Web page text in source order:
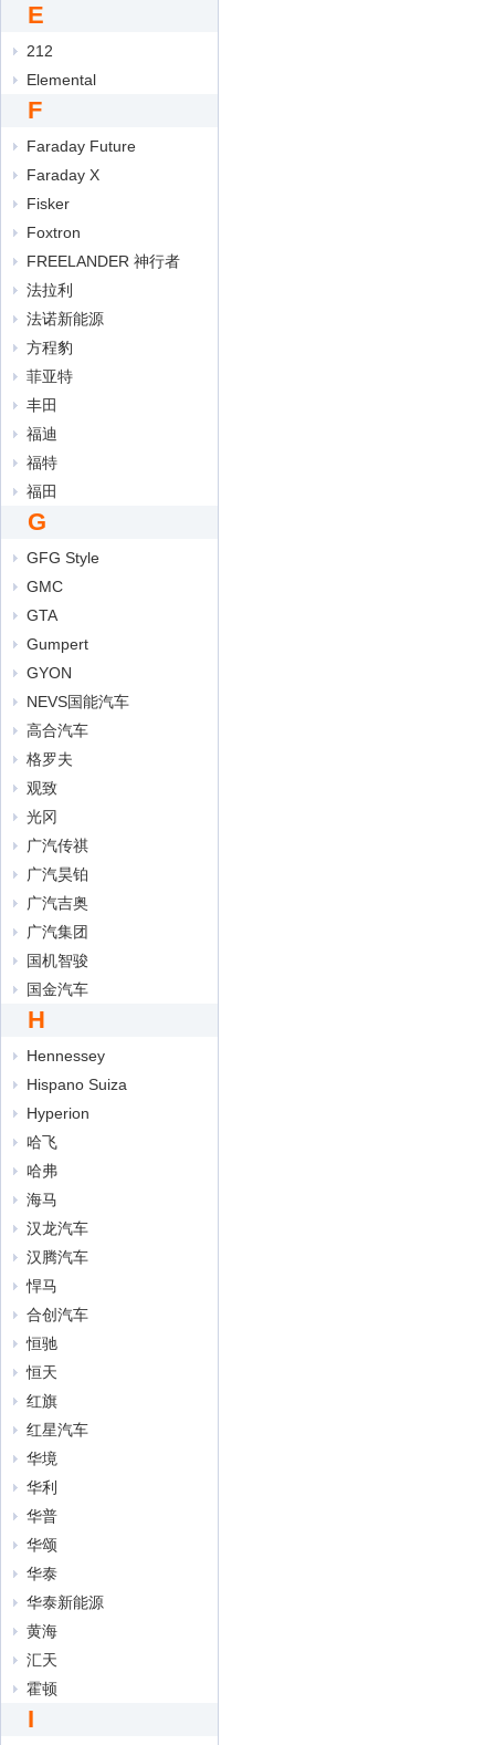
E
212
Elemental
F
Faraday Future
Faraday X
Fisker
Foxtron
FREELANDER 神行者
法拉利
法诺新能源
方程豹
菲亚特
丰田
福迪
福特
福田
G
GFG Style
GMC
GTA
Gumpert
GYON
NEVS国能汽车
高合汽车
格罗夫
观致
光冈
广汽传祺
广汽昊铂
广汽吉奥
广汽集团
国机智骏
国金汽车
H
Hennessey
Hispano Suiza
Hyperion
哈飞
哈弗
海马
汉龙汽车
汉腾汽车
悍马
合创汽车
恒驰
恒天
红旗
红星汽车
华境
华利
华普
华颂
华泰
华泰新能源
黄海
汇天
霍顿
I